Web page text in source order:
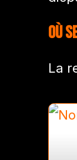
Où
La